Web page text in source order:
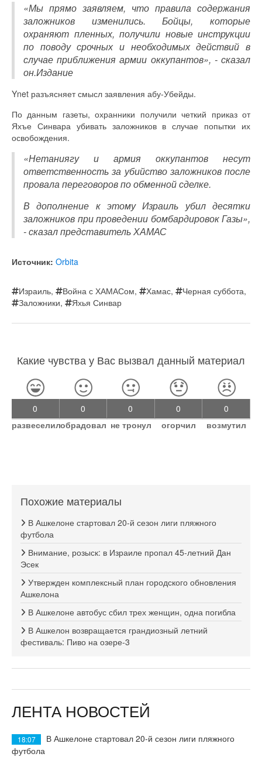
«Мы прямо заявляем, что правила содержания
заложников изменились. Бойцы, которые
охраняют пленных, получили новые инструкции
по поводу срочных и необходимых действий в
случае приближения армии оккупантов», - сказал
он. Издание
Ynet разъясняет смысл заявления абу-Убейды.
По данным газеты, охранники получили четкий приказ от
Яхъе Синвара убивать заложников в случае попытки их
освобождения.
«Нетаниягу и армия оккупантов несут
ответственность за убийство заложников после
провала переговоров по обменной сделке.
В дополнение к этому Израиль убил десятки
заложников при проведении бомбардировок Газы»,
- сказал представитель ХАМАС
Источник: Orbita
Израиль, Война с ХАМАСом, Хамас, Черная суббота,
Заложники, Яхья Синвар
Какие чувства у Вас вызвал данный материал
0
развеселил
0
обрадовал
0
не тронул
0
огорчил
0
возмутил
Похожие материалы
В Ашкелоне стартовал 20-й сезон лиги пляжного
футбола
Внимание, розыск: в Израиле пропал 45-летний Дан
Эсек
Утвержден комплексный план городского обновления
Ашкелона
В Ашкелоне автобус сбил трех женщин, одна погибла
В Ашкелон возвращается грандиозный летний
фестиваль: Пиво на озере-3
ЛЕНТА НОВОСТЕЙ
18:07
В Ашкелоне стартовал 20-й сезон лиги пляжного
футбола